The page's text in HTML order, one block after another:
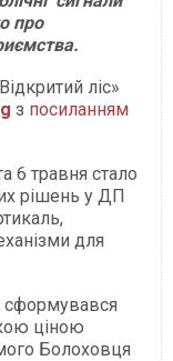
про
ліс»
з посиланням
6 травня стало
рішень у ДП
для
сформувався
ціною
Болоховця